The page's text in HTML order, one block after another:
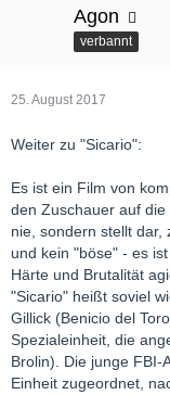
Agon
verbannt
25. August 2017
Weiter zu "Sicario":
Es ist ein Film von
den Zuschauer auf
nie, sondern stellt dar,
und kein "böse" - es
Härte und Brutalität
"Sicario" heißt soviel
Gillick (Benicio del
Spezialeinheit, die
Brolin). Die junge FBI-
Einheit zugeordnet,